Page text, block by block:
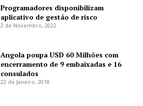
Programadores disponibilizam
aplicativo de gestão de risco
2 de Novembro, 2022
Angola poupa USD 60 Milhões com
encerramento de 9 embaixadas e 16
consulados
22 de Janeiro, 2018